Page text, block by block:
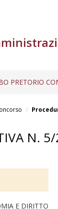
PRETORIO
N.
E DIRITTO